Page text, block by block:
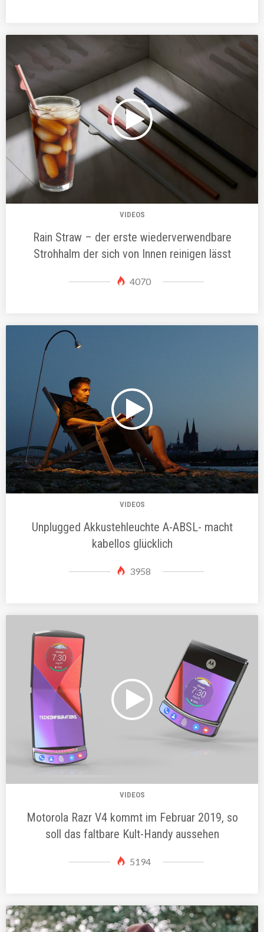
VIDEOS
Rain Straw – der erste wiederverwendbare
Strohhalm der sich von Innen reinigen lässt
4070
VIDEOS
Unplugged Akkustehleuchte A-ABSL- macht
kabellos glücklich
3958
VIDEOS
Motorola Razr V4 kommt im Februar 2019, so
soll das faltbare Kult-Handy aussehen
5194